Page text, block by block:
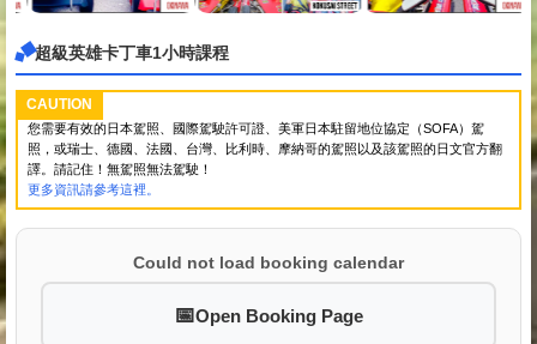
超級英雄卡丁車1小時課程
CAUTION
您需要有效的日本駕照、國際駕駛許可證、美軍日本駐留地位協定（SOFA）駕
照，或瑞士、德國、法國、台灣、比利時、摩納哥的駕照以及該駕照的日文官方翻
譯。請記住！無駕照無法駕駛！
更多資訊請參考這裡。
Could not load booking calendar
Open Booking Page